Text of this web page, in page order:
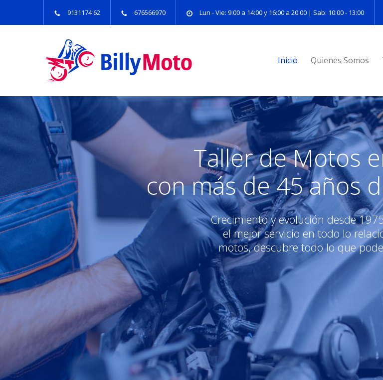
9131174 62 676566970 Lun - Vie: 9:00 a 14:00 y 16:00 a 20:00 | Sab: 10:00 - 13:00
Inicio Quienes Somos
Taller de Motos
con más de 45 años
Crecimiento y evolución desde
el mejor servicio en todo lo
motos, descubre todo lo que